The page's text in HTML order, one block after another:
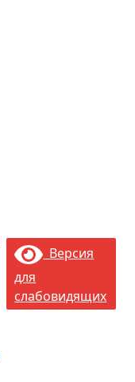
Версия
для
слабовидящих